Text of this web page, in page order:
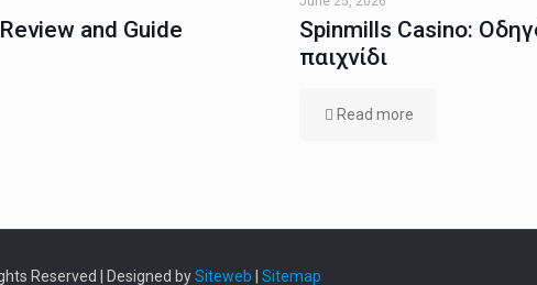
and Guide
Spinmills Casino:
παιχνίδι
Read more
Reserved | Designed bySiteweb Sitemap